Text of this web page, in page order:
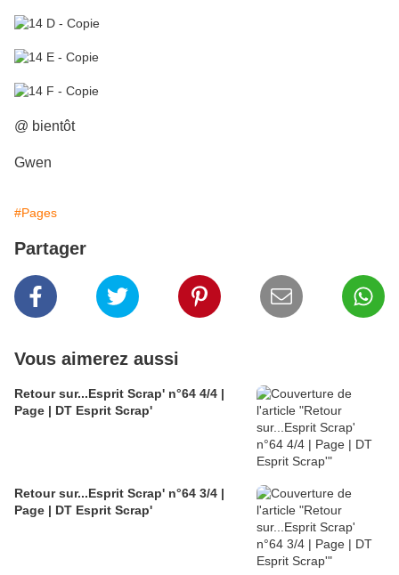
@ bientôt
Gwen
#Pages
Partager
Vous aimerez aussi
Retour sur...Esprit Scrap' n°64 4/4 |
Page | DT Esprit Scrap'
Retour sur...Esprit Scrap' n°64 3/4 |
Page | DT Esprit Scrap'